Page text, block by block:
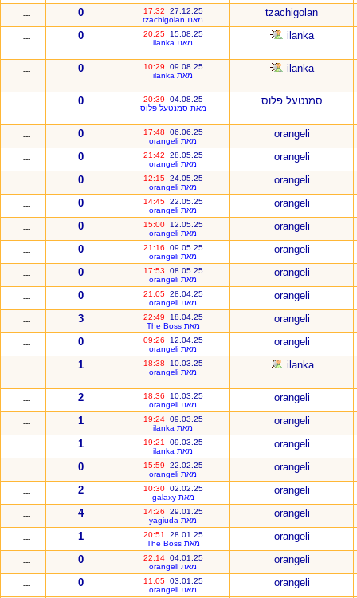
tzachigolan
27.12.25
17:32
מאת tzachigolan
0
---
ilanka
15.08.25
20:25
מאת ilanka
0
---
ilanka
09.08.25
10:29
מאת ilanka
0
---
סמנטעל פלוס 04.08.25
20:39
מאת סמנטעל פלוס
0
---
orangeli
06.06.25
17:48
מאת orangeli
0
---
orangeli
28.05.25
21:42
מאת orangeli
0
---
orangeli
24.05.25
12:15
מאת orangeli
0
---
orangeli
22.05.25
14:45
מאת orangeli
0
---
orangeli
12.05.25
15:00
מאת orangeli
0
---
orangeli
09.05.25
21:16
מאת orangeli
0
---
orangeli
08.05.25
17:53
מאת orangeli
0
---
orangeli
28.04.25
21:05
מאת orangeli
0
---
orangeli
18.04.25
22:49
מאת The Boss
3
---
orangeli
12.04.25
09:26
מאת orangeli
0
---
ilanka
10.03.25
18:38
מאת orangeli
1
---
orangeli
10.03.25
18:36
מאת orangeli
2
---
orangeli
09.03.25
19:24
מאת ilanka
1
---
orangeli
09.03.25
19:21
מאת ilanka
1
---
orangeli
22.02.25
15:59
מאת orangeli
0
---
orangeli
02.02.25
10:30
מאת galaxy
2
---
orangeli
29.01.25
14:26
מאת yagiuda
4
---
orangeli
28.01.25
20:51
מאת The Boss
1
---
orangeli
04.01.25
22:14
מאת orangeli
0
---
orangeli
03.01.25
11:05
מאת orangeli
0
---